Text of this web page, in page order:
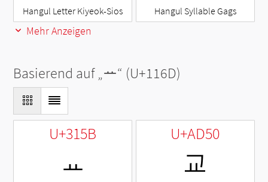
Hangul Letter Kiyeok-Sios Hangul Syllable Gags
Mehr Anzeigen
Basierend auf „ᅭ“ (U+116D)
U+315B
ㅛ
U+AD50
교